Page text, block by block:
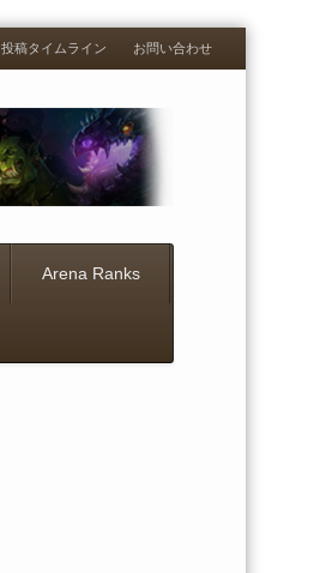
投稿タイムライン お問い合わせ
Arena Ranks